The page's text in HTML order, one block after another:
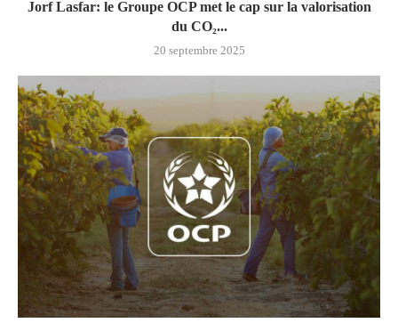
Jorf Lasfar: le Groupe OCP met le cap sur la valorisation
du CO₂...
20 septembre 2025